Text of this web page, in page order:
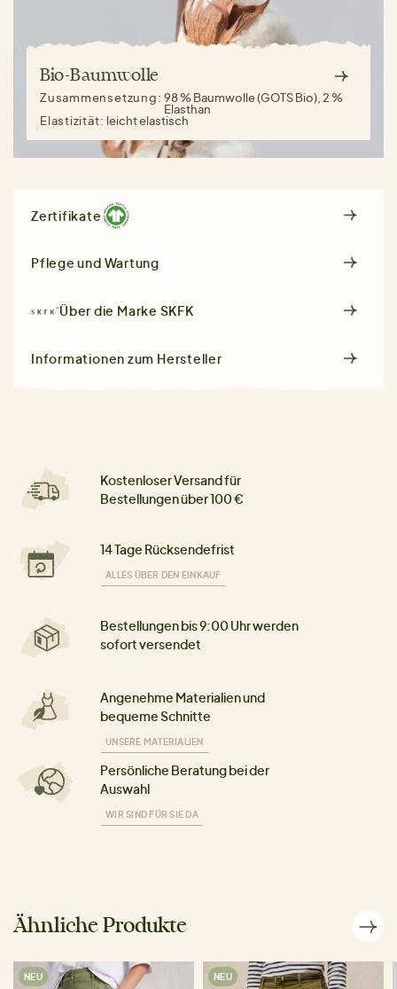
Bio-Baumwolle
Zusammensetzung:98 % Baumwolle (GOTS Bio), 2 %
Elasthan
Elastizität: leicht elastisch
Zertifikate
Pflege und Wartung
Über die Marke SKFK
Informationen zum Hersteller
Kostenloser Versand für
Bestellungen über 100 €
14 Tage Rücksendefrist
ALLES ÜBER DEN EINKAUF
Bestellungen bis 9:00 Uhr werden
sofort versendet
Angenehme Materialien und
bequeme Schnitte
UNSERE MATERIALIEN
Persönliche Beratung bei der
Auswahl
WIR SIND FÜR SIE DA
Ähnliche Produkte
NEU NEU